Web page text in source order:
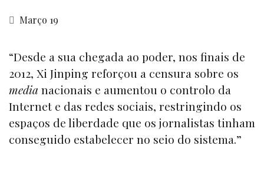
Março 19
“Desde a sua chegada ao poder, nos finais de
2012, Xi Jinping reforçou a censura sobre os
media nacionais e aumentou o controlo da
Internet e das redes sociais, restringindo os
espaços de liberdade que os jornalistas tinham
conseguido estabelecer no seio do sistema.”